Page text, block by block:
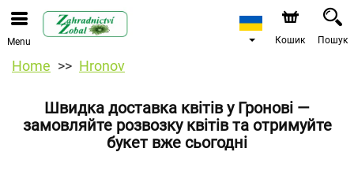
Menu Кошик Пошук
Home Hronov
Швидка доставка квітів у Гронові —
замовляйте розвозку квітів та отримуйте
букет вже сьогодні